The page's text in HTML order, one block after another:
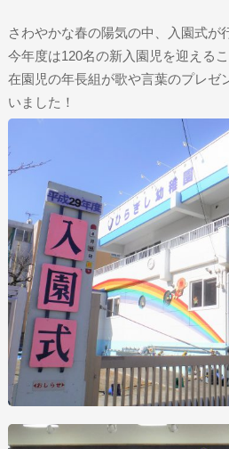
さわやかな春の陽気の中、入園式が
今年度は120名の新入園児を迎えるこ
在園児の年長組が歌や言葉のプレゼ
いました！